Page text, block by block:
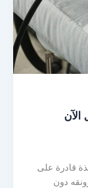
قادرة على
دون